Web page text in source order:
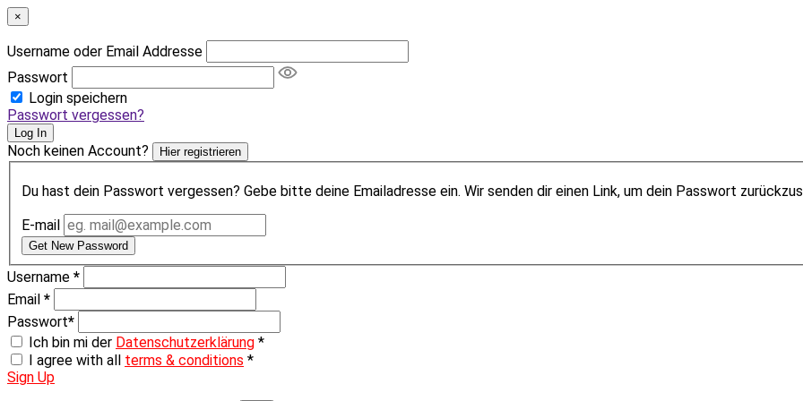
×
Username oder Email Addresse
Passwort
Login speichern
Passwort vergessen?
Log In
Noch keinen Account? Hier registrieren
Du hast dein Passwort vergessen? Gebe bitte deine Emailadresse ein. Wir senden dir einen Link, um dein Passwort
E-mail
Get New Password
Username *
Email *
Passwort*
Ich bin mi der Datenschutzerklärung *
I agree with all terms & conditions *
Sign Up